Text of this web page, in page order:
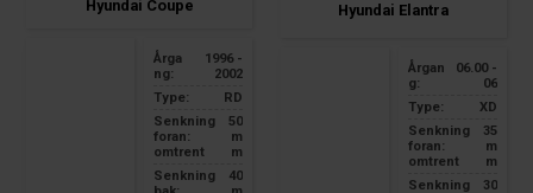
880kg
Hyundai Coupe
Årga
ng:
1996 -
2002
Type:
RD
Senkning
foran:
omtrent
50
m
m
Senkning
40
Hyundai Elantra
Årgan
g:
06.00 -
06
Type:
XD
Senkning
foran:
omtrent
35
m
m
Senkning
30